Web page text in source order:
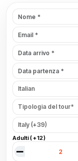
Adulti ( +12 )